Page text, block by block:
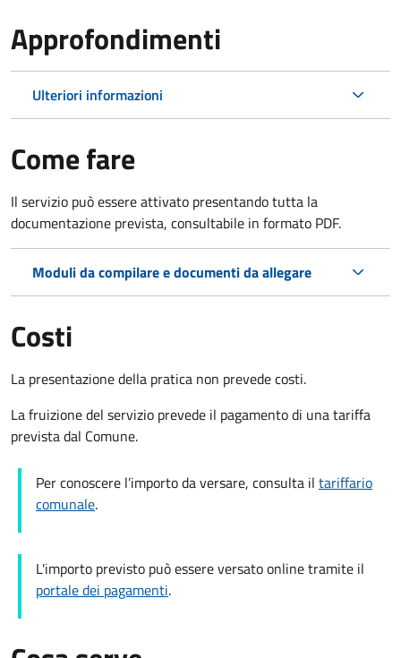
Approfondimenti
Ulteriori informazioni
Come fare
Il servizio può essere attivato presentando tutta la
documentazione prevista, consultabile in formato PDF.
Moduli da compilare e documenti da allegare
Costi
La presentazione della pratica non prevede costi.
La fruizione del servizio prevede il pagamento di una tariffa
prevista dal Comune.
Per conoscere l’importo da versare, consulta il tariffario
comunale.
L'importo previsto può essere versato online tramite il
portale dei pagamenti.